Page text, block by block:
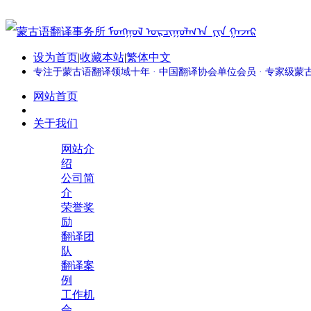
设为首页|收藏本站|繁体中文
专注于蒙古语翻译领域十年 · 中国翻译协会单位会员 · 专家级蒙
网站首页
关于我们
网站介
绍
公司简
介
荣誉奖
励
翻译团
队
翻译案
例
工作机